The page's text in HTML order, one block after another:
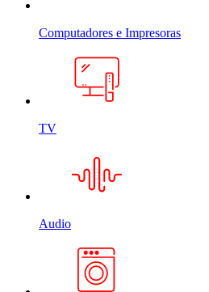
Computadores e Impresoras
TV
Audio